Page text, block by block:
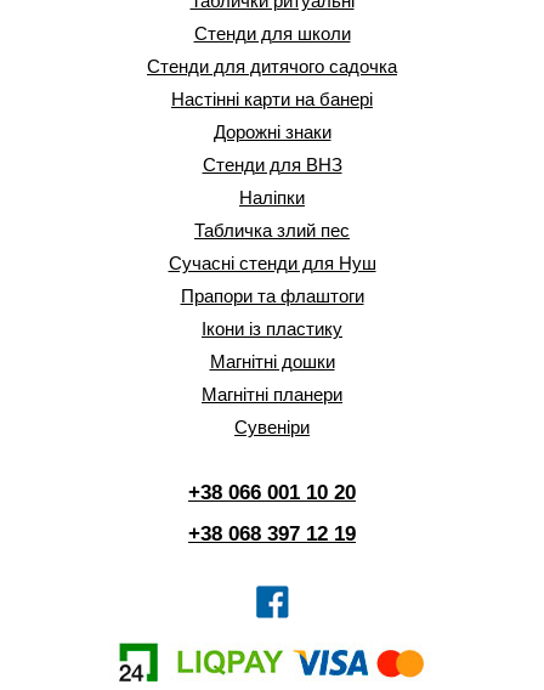
Стенди для школи
Стенди для дитячого садочка
Настінні карти на банері
Дорожні знаки
Стенди для ВНЗ
Наліпки
Табличка злий пес
Сучасні стенди для Нуш
Прапори та флаштоги
Ікони із пластику
Магнітні дошки
Магнітні планери
Сувеніри
+38 066 001 10 20
+38 068 397 12 19